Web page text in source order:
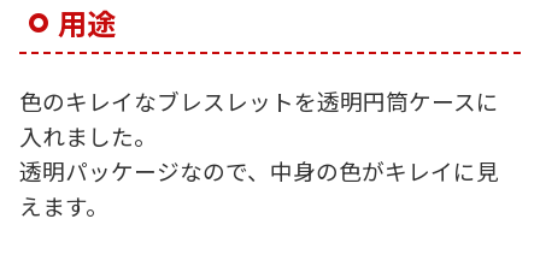
用途
色のキレイなブレスレットを透明円筒ケースに
入れました。
透明パッケージなので、中身の色がキレイに見
えます。